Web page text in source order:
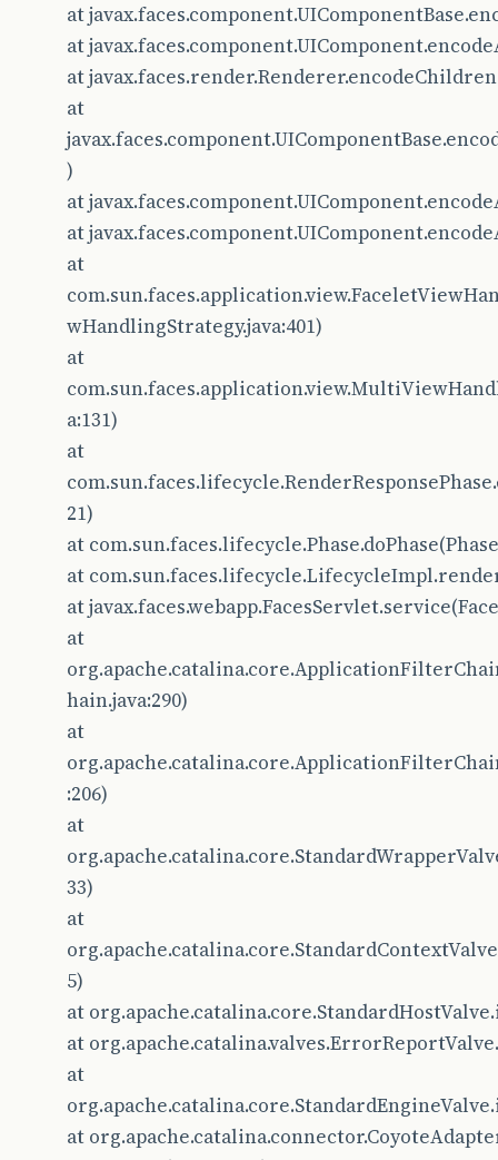
at
at
at
at
)
at
at
at
wHandlingStrategy.java:401)
at
a:131)
at
21)
at
at
at
at
hain.java:290)
at
:206)
at
33)
at
5)
at
at
at
at